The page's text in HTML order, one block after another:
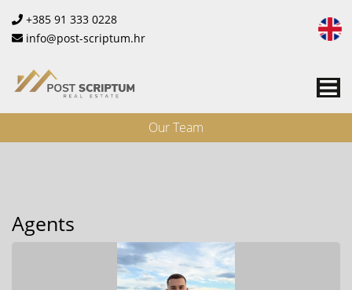
+385 91 333 0228
info@post-scriptum.hr
Our Team
Agents